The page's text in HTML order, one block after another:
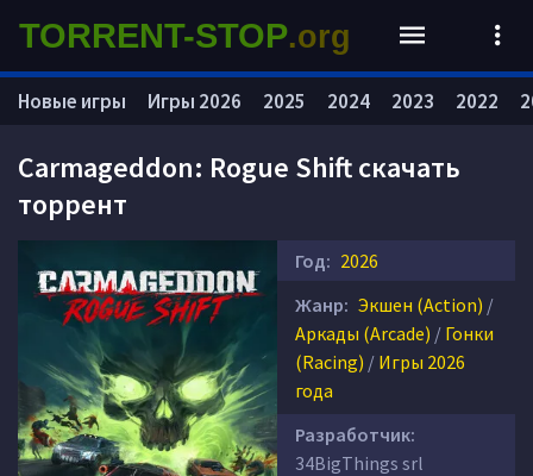
Carmageddon: Rogue Shift скачать
торрент
Год: 2026
Жанр: Экшен (Action) /
Аркады (Arcade) / Гонки
(Racing) / Игры 2026
года
Разработчик:
34BigThings srl
Новые игры Игры 2026 2025 2024 2023 2022
TORRENT-STOP.org